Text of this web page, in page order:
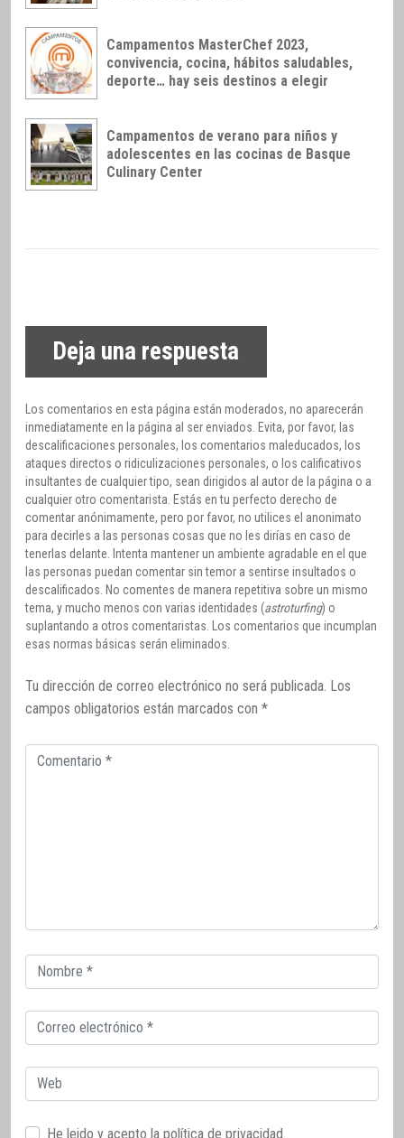
Campamentos MasterChef 2023,
convivencia, cocina, hábitos saludables,
deporte… hay seis destinos a elegir
Campamentos de verano para niños y
adolescentes en las cocinas de Basque
Culinary Center
Deja una respuesta
Los comentarios en esta página están moderados, no aparecerán
inmediatamente en la página al ser enviados. Evita, por favor, las
descalificaciones personales, los comentarios maleducados, los
ataques directos o ridiculizaciones personales, o los calificativos
insultantes de cualquier tipo, sean dirigidos al autor de la página o a
cualquier otro comentarista. Estás en tu perfecto derecho de
comentar anónimamente, pero por favor, no utilices el anonimato
para decirles a las personas cosas que no les dirías en caso de
tenerlas delante. Intenta mantener un ambiente agradable en el que
las personas puedan comentar sin temor a sentirse insultados o
descalificados. No comentes de manera repetitiva sobre un mismo
tema, y mucho menos con varias identidades (astroturfing) o
suplantando a otros comentaristas. Los comentarios que incumplan
esas normas básicas serán eliminados.
Tu dirección de correo electrónico no será publicada. Los
campos obligatorios están marcados con *
Comentario
Correo
electrónico
Correo
electrónico
Web
He leido y acepto la política de privacidad